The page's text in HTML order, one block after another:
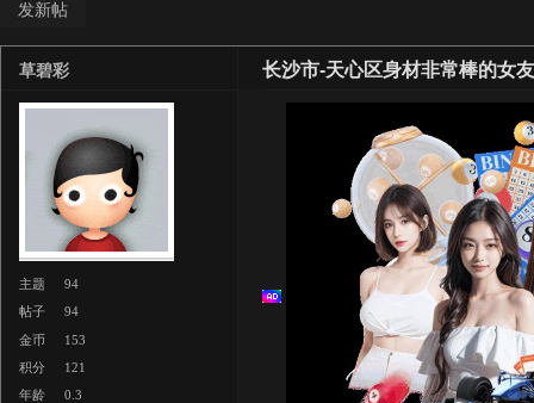
发新帖
长沙市-天心区身材非常棒的女
草碧彩
主题
94
帖子
94
金币
153
积分
121
年龄
0.3